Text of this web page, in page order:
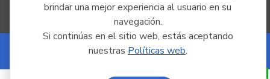
brindar una mejor experiencia al usuario en su
navegación.
Si continúas en el sitio web, estás aceptando
nuestras Políticas web.
Powered by Nexura